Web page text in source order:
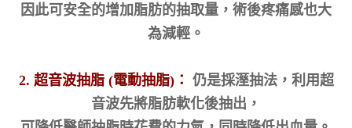
因此可安全的增加脂肪的抽取量，術後疼痛感也大
為減輕。
2. 超音波抽脂 (電動抽脂)： 仍是採溼抽法，利用超
音波先將脂肪軟化後抽出，